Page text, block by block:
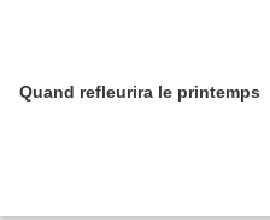
Quand refleurira le printemps